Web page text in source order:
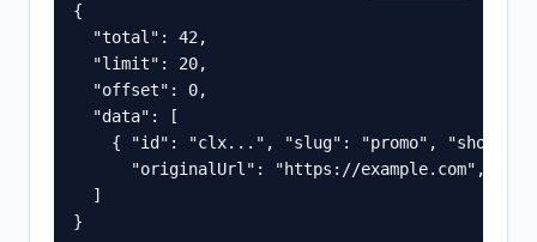
{
  "total": 42,
  "limit": 20,
  "offset": 0,
  "data": [
{ "id": "clx...", "slug": "promo",
"originalUrl": "https://example.com",
  ]
}